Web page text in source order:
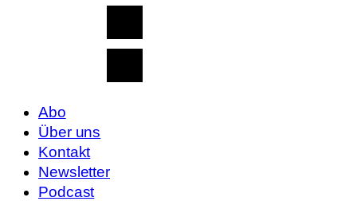
Abo
Über uns
Kontakt
Newsletter
Podcast